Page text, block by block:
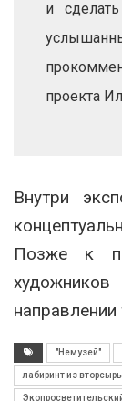
и
проекта
Внутри
Позже к
"Немузей"
лабиринт из